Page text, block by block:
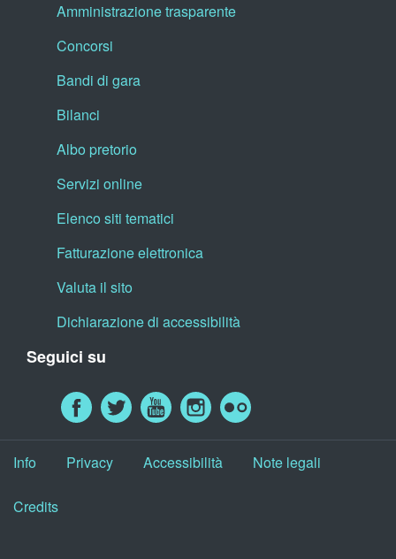
Amministrazione trasparente
Concorsi
Bandi di gara
Bilanci
Albo pretorio
Servizi online
Elenco siti tematici
Fatturazione elettronica
Valuta il sito
Dichiarazione di accessibilità
Seguici su
Info Privacy Accessibilità Note legali
Credits